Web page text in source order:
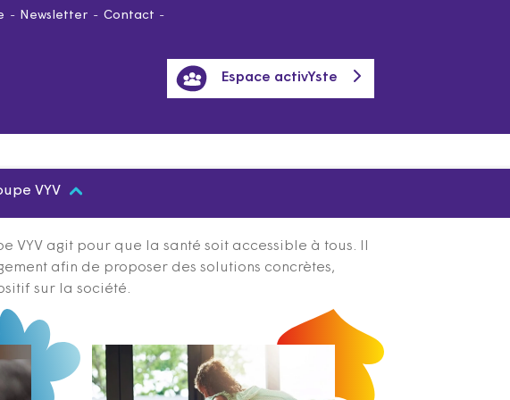
Newsletter Contact
Espace activYste
VYV
agit pour que la santé soit accessible à tous. Il
afin de proposer des solutions concrètes,
sur la société.